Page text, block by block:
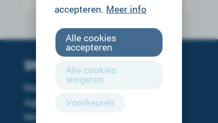
accepteren. Meer info
Alle cookies
accepteren
Alle cookies
weigeren
Voorkeuren
SNEL NAAR
Nieuws
Agenda
Mediakit